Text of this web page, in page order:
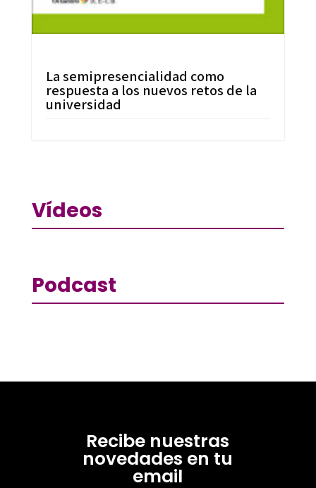
La semipresencialidad como
respuesta a los nuevos retos de la
universidad
Vídeos
Podcast
Recibe nuestras
novedades en tu
email